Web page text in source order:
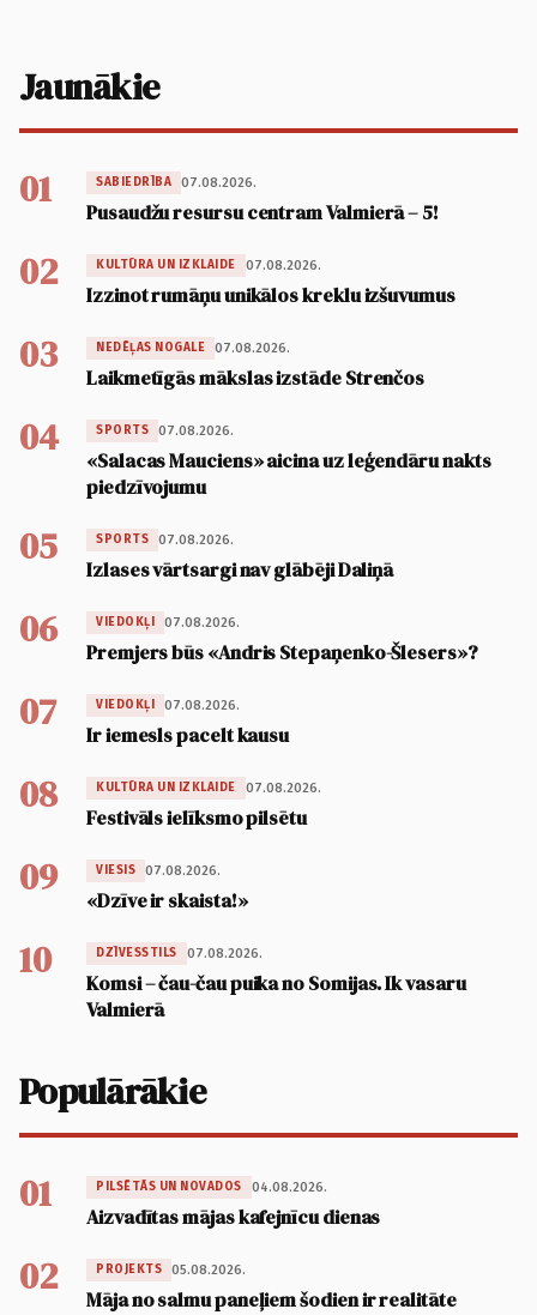
Jaunākie
01 SABIEDRĪBA 07.08.2026.
Pusaudžu resursu centram Valmierā – 5!
02 KULTŪRA UN IZKLAIDE 07.08.2026.
Izzinot rumāņu unikālos kreklu izšuvumus
03 NEDĒĻAS NOGALE 07.08.2026.
Laikmetīgās mākslas izstāde Strenčos
04 SPORTS 07.08.2026.
«Salacas Mauciens» aicina uz leģendāru nakts
piedzīvojumu
05 SPORTS 07.08.2026.
Izlases vārtsargi nav glābēji Daliņā
06 VIEDOKĻI 07.08.2026.
Premjers būs «Andris Stepaņenko-Šlesers»?
07 VIEDOKĻI 07.08.2026.
Ir iemesls pacelt kausu
08 KULTŪRA UN IZKLAIDE 07.08.2026.
Festivāls ielīksmo pilsētu
09 VIESIS 07.08.2026.
«Dzīve ir skaista!»
10 DZĪVESSTILS 07.08.2026.
Komsi – čau-čau puika no Somijas. Ik vasaru
Valmierā
Populārākie
01 PILSĒTĀS UN NOVADOS 04.08.2026.
Aizvadītas mājas kafejnīcu dienas
02 PROJEKTS 05.08.2026.
Māja no salmu paneļiem šodien ir realitāte